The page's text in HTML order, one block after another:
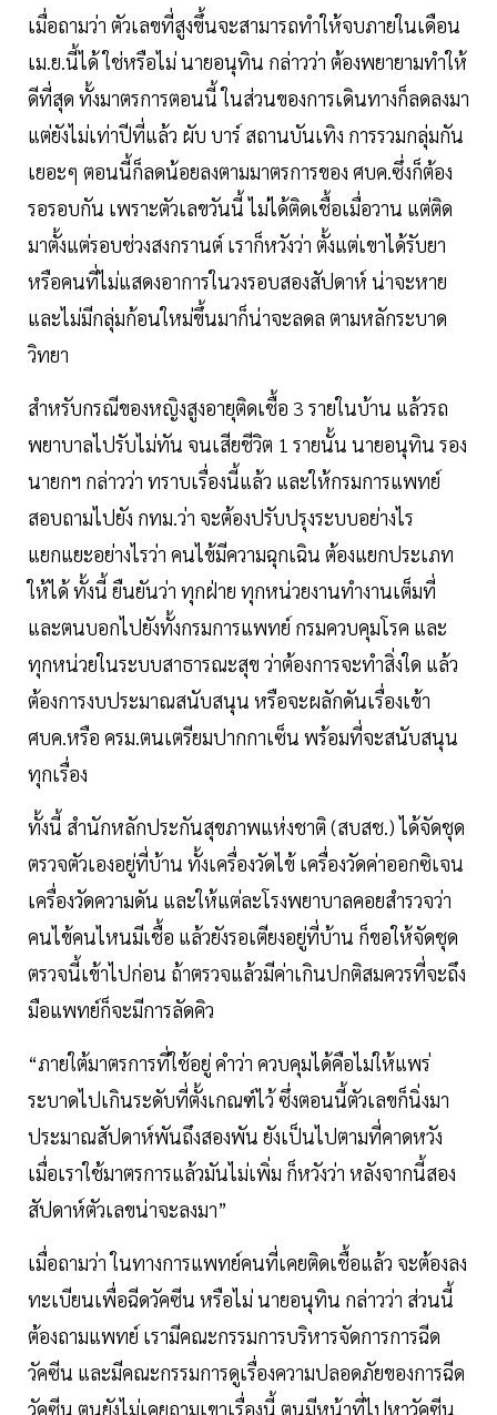
เมื่อถามว่า ตัวเลขที่สูงขึ้นจะสามารถทำให้จบภายในเดือน
เม.ย.นี้ได้ ใช่หรือไม่ นายอนุทิน กล่าวว่า ต้องพยายามทำให้
ดีที่สุด ทั้งมาตรการตอนนี้ ในส่วนของการเดินทางก็ลดลงมา
แต่ยังไม่เท่าปีที่แล้ว ผับ บาร์ สถานบันเทิง การรวมกลุ่มกัน
เยอะๆ ตอนนี้ก็ลดน้อยลงตามมาตรการของ ศบค.ซึ่งก็ต้อง
รอรอบกัน เพราะตัวเลขวันนี้ ไม่ได้ติดเชื้อเมื่อวาน แต่ติด
มาตั้งแต่รอบช่วงสงกรานต์ เราก็หวังว่า ตั้งแต่เขาได้รับยา
หรือคนที่ไม่แสดงอาการในวงรอบสองสัปดาห์ น่าจะหาย
และไม่มีกลุ่มก้อนใหม่ขึ้นมาก็น่าจะลดล ตามหลักระบาด
วิทยา
สำหรับกรณีของหญิงสูงอายุติดเชื้อ 3 รายในบ้าน แล้วรถ
พยาบาลไปรับไม่ทัน จนเสียชีวิต 1 รายนั้น นายอนุทิน รอง
นายกฯ กล่าวว่า ทราบเรื่องนี้แล้ว และให้กรมการแพทย์
สอบถามไปยัง กทม.ว่า จะต้องปรับปรุงระบบอย่างไร
แยกแยะอย่างไรว่า คนไข้มีความฉุกเฉิน ต้องแยกประเภท
ให้ได้ ทั้งนี้ ยืนยันว่า ทุกฝ่าย ทุกหน่วยงานทำงานเต็มที่
และตนบอกไปยังทั้งกรมการแพทย์ กรมควบคุมโรค และ
ทุกหน่วยในระบบสาธารณะสุข ว่าต้องการจะทำสิ่งใด แล้ว
ต้องการงบประมาณสนับสนุน หรือจะผลักดันเรื่องเข้า
ศบค.หรือ ครม.ตนเตรียมปากกาเซ็น พร้อมที่จะสนับสนุน
ทุกเรื่อง
ทั้งนี้ สำนักหลักประกันสุขภาพแห่งชาติ (สบสช.) ได้จัดชุด
ตรวจตัวเองอยู่ที่บ้าน ทั้งเครื่องวัดไข้ เครื่องวัดค่าออกซิเจน
เครื่องวัดความดัน และให้แต่ละโรงพยาบาลคอยสำรวจว่า
คนไข้คนไหนมีเชื้อ แล้วยังรอเตียงอยู่ที่บ้าน ก็ขอให้จัดชุด
ตรวจนี้เข้าไปก่อน ถ้าตรวจแล้วมีค่าเกินปกติสมควรที่จะถึง
มือแพทย์ก็จะมีการลัดคิว
“ภายใต้มาตรการที่ใช้อยู่ คำว่า ควบคุมได้คือไม่ให้แพร่
ระบาดไปเกินระดับที่ตั้งเกณฑ์ไว้ ซึ่งตอนนี้ตัวเลขก็นิ่งมา
ประมาณสัปดาห์พันถึงสองพัน ยังเป็นไปตามที่คาดหวัง
เมื่อเราใช้มาตรการแล้วมันไม่เพิ่ม ก็หวังว่า หลังจากนี้สอง
สัปดาห์ตัวเลขน่าจะลงมา”
เมื่อถามว่า ในทางการแพทย์คนที่เคยติดเชื้อแล้ว จะต้องลง
ทะเบียนเพื่อฉีดวัคซีน หรือไม่ นายอนุทิน กล่าวว่า ส่วนนี้
ต้องถามแพทย์ เรามีคณะกรรมการบริหารจัดการการฉีด
วัคซีน และมีคณะกรรมการดูเรื่องความปลอดภัยของการฉีด
วัคซีน ตนยังไม่เคยถามเขาเรื่องนี้ ตนมีหน้าที่ไปหาวัคซีน